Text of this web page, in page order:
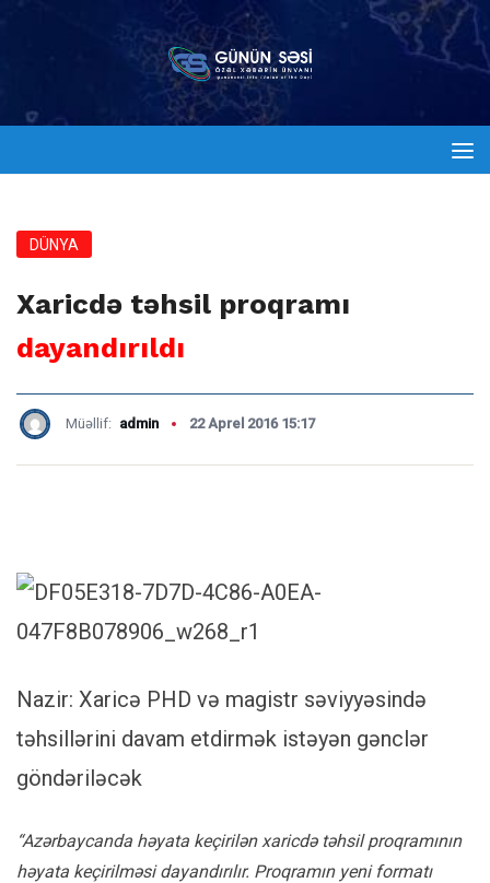
DÜNYA
Xaricdə təhsil proqramı
dayandırıldı
Müəllif: admin 22 Aprel 2016 15:17
Nazir: Xaricə PHD və magistr səviyyəsində
təhsillərini davam etdirmək istəyən gənclər
göndəriləcək
“Azərbaycanda həyata keçirilən xaricdə təhsil proqramının
həyata keçirilməsi dayandırılır. Proqramın yeni formatı